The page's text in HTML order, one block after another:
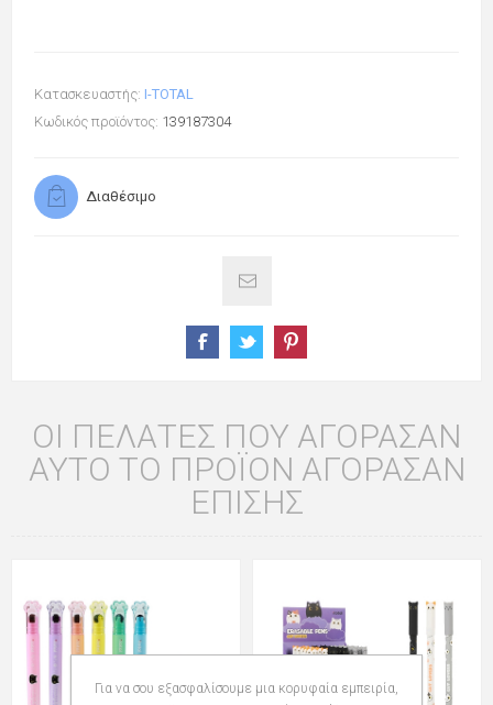
Κατασκευαστής: I-TOTAL
Κωδικός προϊόντος: 139187304
Διαθέσιμο
ΟΙ ΠΕΛΆΤΕΣ ΠΟΥ ΑΓΌΡΑΣΑΝ
ΑΥΤΌ ΤΟ ΠΡΟΪΌΝ ΑΓΌΡΑΣΑΝ
ΕΠΊΣΗΣ
Για να σου εξασφαλίσουμε μια κορυφαία εμπειρία,